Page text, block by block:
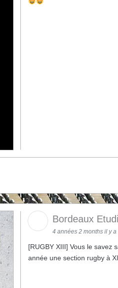
Bordeaux
4 années 2 months il y a
[RUGBY XIII] Vous le savez
année une section rugby à